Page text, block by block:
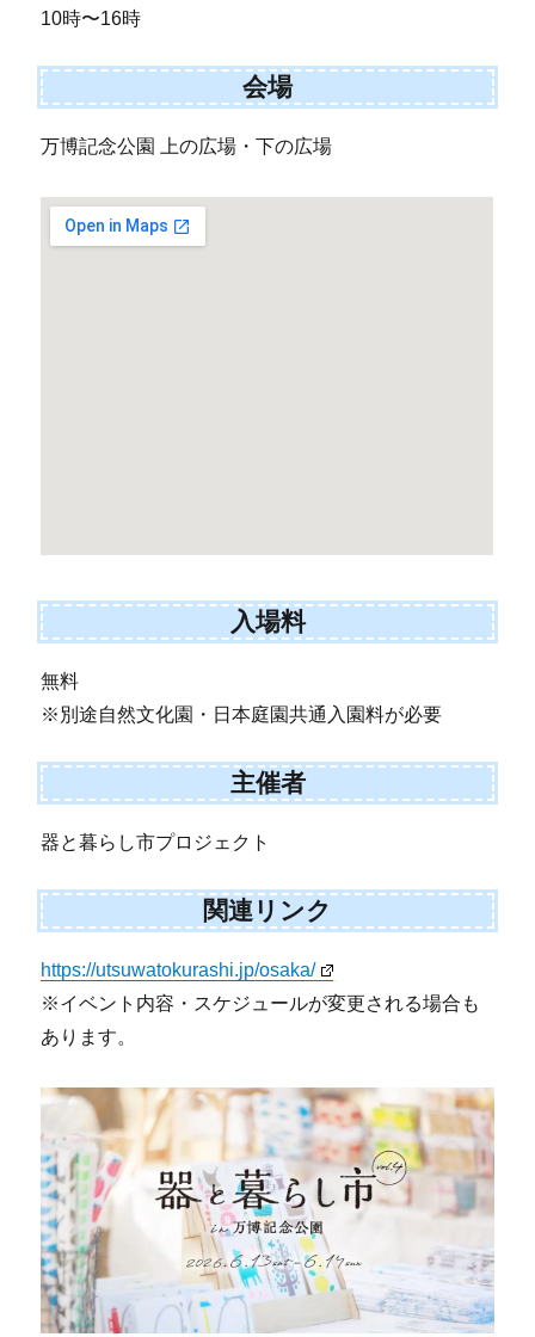
10時〜16時
会場
万博記念公園 上の広場・下の広場
入場料
無料
※別途自然文化園・日本庭園共通入園料が必要
主催者
器と暮らし市プロジェクト
関連リンク
https://utsuwatokurashi.jp/osaka/
※イベント内容・スケジュールが変更される場合も
あります。